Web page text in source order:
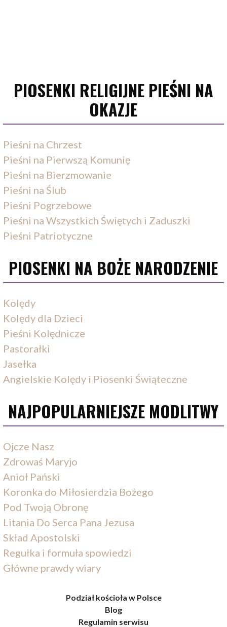
PIOSENKI RELIGIJNE PIEŚNI NA
OKAZJE
Pieśni na Chrzest
Pieśni na Pierwszą Komunię
Pieśni na Bierzmowanie
Pieśni na Ślub
Pieśni Pogrzebowe
Pieśni na Wszystkich Świętych i Zaduszki
Pieśni Patriotyczne
PIOSENKI NA BOŻE NARODZENIE
Kolędy
Kolędy dla Dzieci
Pieśni Kolędnicze
Pastorałki
Jasełka
Angielskie Kolędy i Piosenki Świąteczne
NAJPOPULARNIEJSZE MODLITWY
Ojcze Nasz
Zdrowaś Maryjo
Anioł Pański
Koronka do Miłosierdzia Bożego
Pod Twoją Obronę
Litania Do Serca Pana Jezusa
Skład Apostolski
Regułka i formuła spowiedzi
Główne prawdy wiary
Podział kościoła w Polsce
Blog
Regulamin serwisu